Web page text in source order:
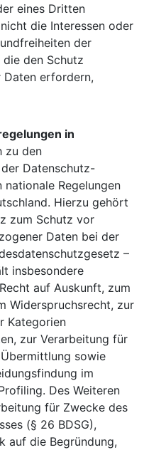
eines Dritten
die Interessen oder
der
den Schutz
Daten erfordern,
in
zu den
Datenschutz-
Regelungen
Hierzu gehört
zum Schutz vor
Daten bei der
–
insbesondere
auf Auskunft, zum
Widerspruchsrecht, zur
Kategorien
zur Verarbeitung für
sowie
im
Des Weiteren
für Zwecke des
(§ 26 BDSG),
auf die Begründung,